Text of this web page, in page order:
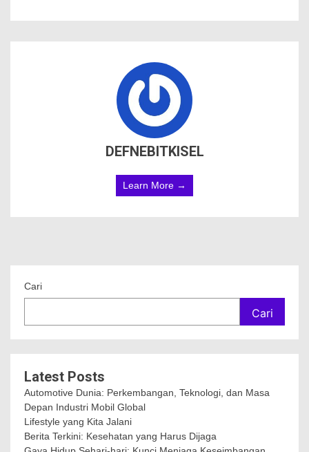
DEFNEBITKISEL
Learn More →
Cari
Cari
Latest Posts
Automotive Dunia: Perkembangan, Teknologi, dan Masa
Depan Industri Mobil Global
Lifestyle yang Kita Jalani
Berita Terkini: Kesehatan yang Harus Dijaga